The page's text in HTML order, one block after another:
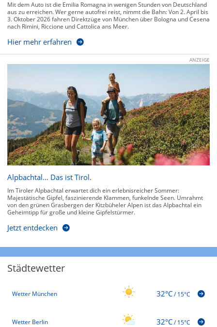
Mit dem Auto ist die Emilia Romagna in wenigen Stunden von Deutschland
aus zu erreichen. Wer gerne autofrei reist, nimmt die Bahn: Von 2. April bis
3. Oktober 2026 fahren Direktzüge von München über Bologna und Cesena
nach Rimini, Riccione und Cattolica ans Meer.
Hier mehr erfahren
ANZEIGE
Alpbachtal… Das ist Tirol.
Im Tiroler Alpbachtal erwartet dich ein erlebnisreicher Sommer:
Majestätische Gipfel, faszinierende Klammen, funkelnde Seen. Umrahmt
von den grünen Grasbergen der Kitzbüheler Alpen ist das Alpbachtal ein
Geheimtipp für große und kleine Gipfelstürmer.
Jetzt entdecken
Städtewetter
Wetter München 32°C/15°C
Wetter Berlin 32°C/15°C